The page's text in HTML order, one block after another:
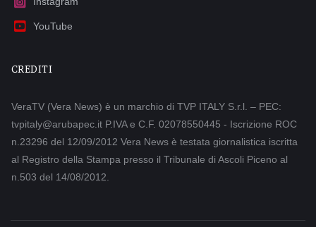
YouTube
CREDITI
VeraTV (Vera News) è un marchio di TVP ITALY S.r.l. – PEC:
tvpitaly@arubapec.it P.IVA e C.F. 02078550445 - Iscrizione ROC
n.23296 del 12/09/2012 Vera News è testata giornalistica iscritta
al Registro della Stampa presso il Tribunale di Ascoli Piceno al
n.503 del 14/08/2012.